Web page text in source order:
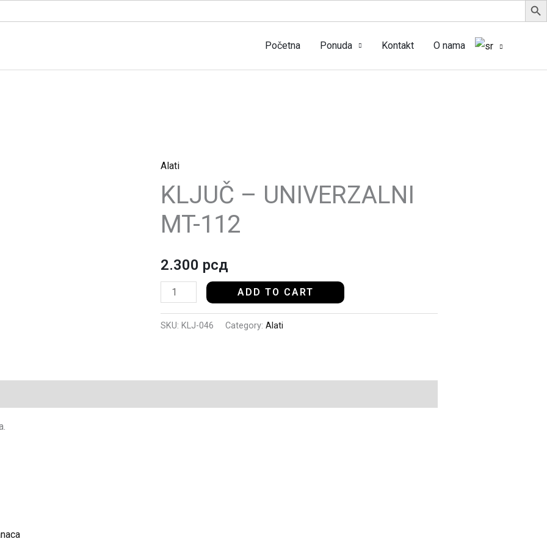
Početna Ponuda Kontakt O nama
Alati
KLJUČ – UNIVERZALNI
MT-112
2.300 рсд
KLJUČ
-
UNIVERZALNI
MT-
quantity
ADD TO CART
SKU:KLJ-046 Category:Alati